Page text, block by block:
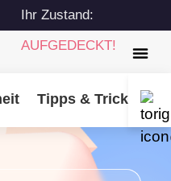
Ihr Zustand:
AUFGEDECKT!
Tipps & Tricks